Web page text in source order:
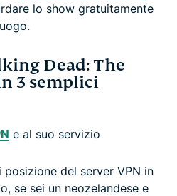
lo show gratuitamente
Dead: The
3 semplici
e al suo servizio
del server VPN in
se sei un neozelandese e